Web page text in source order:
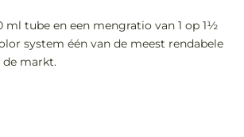
ml tube en een mengratio van 1 op 1½
system één van de meest rendabele
de markt.